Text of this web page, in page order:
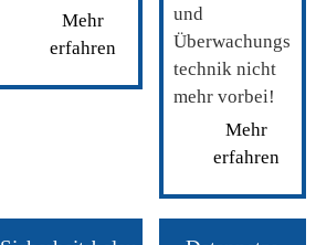
Mehr
erfahren
und
Überwachungs
technik nicht
mehr vorbei!
Mehr
erfahren